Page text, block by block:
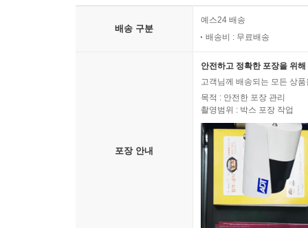
배송 구분
예스24 배송
배송비 : 무료배송
포장 안내
안전하고 정확한 포장을 위
고객님께 배송되는 모든 상
목적 : 안전한 포장 관리
촬영범위 : 박스 포장 작업